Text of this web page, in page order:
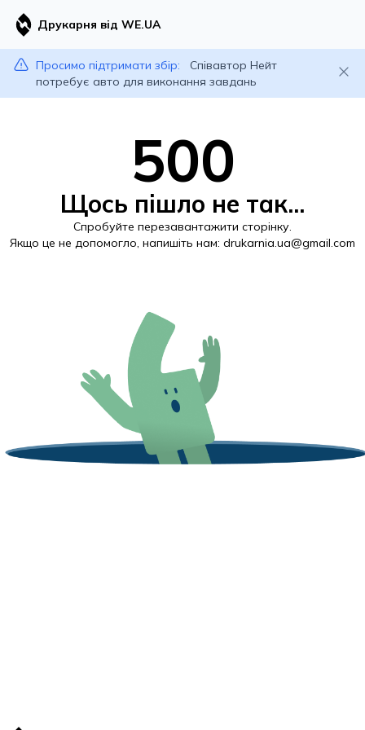
Друкарня від WE.UA
Просимо підтримати збір:
Співавтор Нейт
потребує авто для виконання завдань
500
Щось пішло не так...
Спробуйте перезавантажити сторінку.
Якщо це не допомогло, напишіть нам: drukarnia.ua@gmail.com